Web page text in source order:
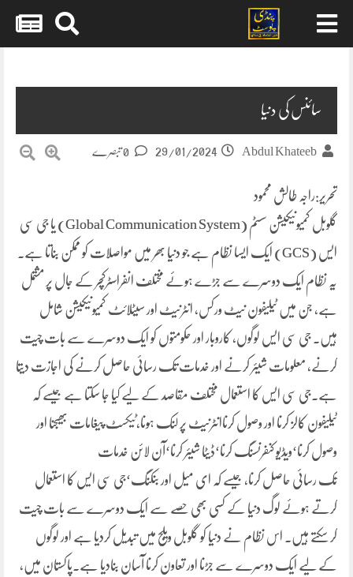
سائنس کی دنیا
Abdul Khateeb
29/01/2024
تحریر:راجہ طالش محمود
گلوبل کمیونیکیشن سسٹم (Global Communication System) یا جی سی
ایس (GCS) ایک ایسا نظام ہے جو دنیا بھر میں مواصلات کو ممکن بناتا ہے۔
یہ نظام ایک دوسرے سے جڑے ہوئے مختلف انفراسٹرکچر کے جال پر مشتمل
ہے، جن میں ٹیلیفون نیٹ ورکس، انٹرنیٹ اور سیٹلائٹ کمیونیکیشن شامل
ہیں۔ جی سی ایس لوگوں، کاروبار اور حکومتوں کو ایک دوسرے سے بات چیت
کرنے، معلومات شیئر کرنے اور خدمات تک رسائی حاصل کرنے کی اجازت دیتا
ہے۔جی سی ایس کا استعمال مختلف مقاصد کے لیے کیا جا سکتا ہے جیسے کہ
ٹیلیفون کالز کرنا اور وصول کرناانٹرنیٹ پر لنک ہونا،ٹیکسٹ پیغامات بھیجنا اور
وصول کرنا‘ویڈیو کنفرنسنگ کرنا‘ڈیٹا شیئر کرنا‘آن لائن خدمات
تک رسائی حاصل کرنا، جیسے کہ ای میل اور بنکنگ‘جی سی ایس کا استعمال
کرتے ہوئے لوگ دنیا کے کسی بھی حصے سے ایک دوسرے سے بات چیت
کر سکتے ہیں۔ اس نظام نے دنیا کو گلوبل ویلج میں تبدیل کردیا ہے اور لوگوں
کے لیے ایک دوسرے سے جڑنا اور تعاون کرنا آسان بنادیا ہے۔پاکستان میں،